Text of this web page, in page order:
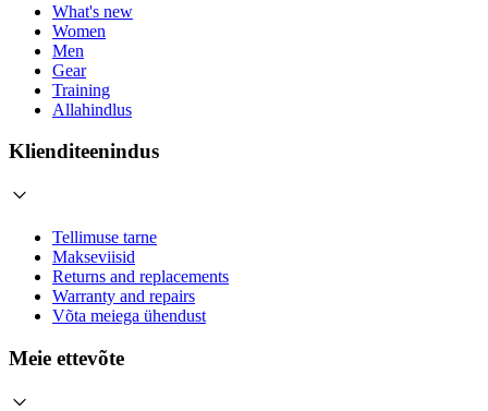
What's new
Women
Men
Gear
Training
Allahindlus
Klienditeenindus
Tellimuse tarne
Makseviisid
Returns and replacements
Warranty and repairs
Võta meiega ühendust
Meie ettevõte